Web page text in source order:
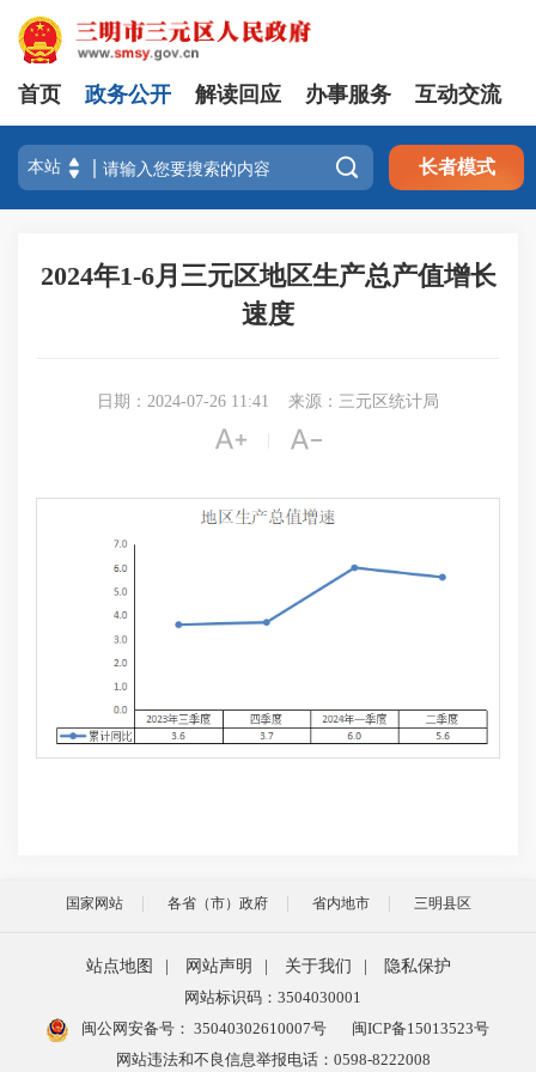
首页 政务公开 解读回应 办事服务 互动交流
 长者模式
2024年1-6月三元区地区生产总产值增长
速度
日期：2024-07-26 11:41 来源：三元区统计局
 
国家网站 各省（市）政府 省内地市 三明县区
站点地图 网站声明 关于我们
隐私保护
网站标识码：3504030001
闽公网安备号： 35040302610007号
闽ICP备15013523号
网站违法和不良信息举报电话：0598-8222008